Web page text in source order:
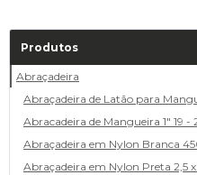
Produtos
Abraçadeira
Abraçadeira de Latão para
Abracadeira de Mangueira 1" 19 -
Abraçadeira em Nylon Branca
Abraçadeira em Nylon Preta 2,5